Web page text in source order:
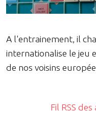
A l'entrainement, il
internationalise le jeu
de nos voisins
Fil RSS